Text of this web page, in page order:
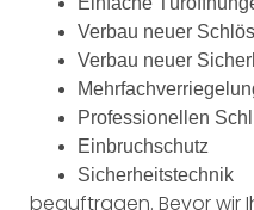
Verbau neuer
Verbau neuer
Professionellen
Einbruchschutz
Sicherheitstechnik
beauftragen. Bevor wir